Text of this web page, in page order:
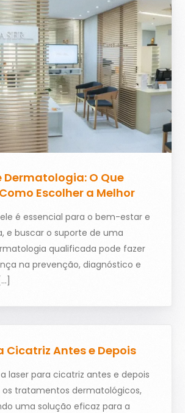
Dermatologia: O Que
Escolher a Melhor
é essencial para o bem-estar e
e buscar o suporte de uma
qualificada pode fazer
na prevenção, diagnóstico e
Cicatriz Antes e Depois
laser para cicatriz antes e depois
os tratamentos dermatológicos,
uma solução eficaz para a